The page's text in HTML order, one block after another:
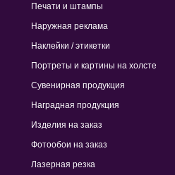
Печати и штампы
Наружная реклама
Наклейки / этикетки
Портреты и картины на холсте
Сувенирная продукция
Наградная продукция
Изделия на заказ
Фотообои на заказ
Лазерная резка